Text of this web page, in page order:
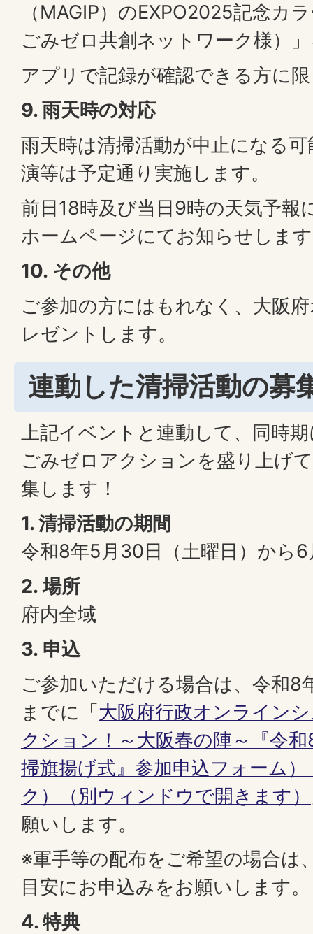
（MAGIP）のEXPO2025記念カ
ごみゼロ共創ネットワーク様）
アプリで記録が確認できる方に
9. 雨天時の対応
雨天時は清掃活動が中止になる
演等は予定通り実施します。
前日18時及び当日9時の天気予報
ホームページにてお知らせしま
10. その他
ご参加の方にはもれなく、大阪
レゼントします。
連動した清掃活動の募
上記イベントと連動して、同時
ごみゼロアクションを盛り上げ
集します！
1. 清掃活動の期間
令和8年5月30日（土曜日）から
2. 場所
府内全域
3. 申込
ご参加いただける場合は、令和8
までに「大阪府行政オンライン
クション！～大阪春の陣～『令
掃旗揚げ式』参加申込フォーム
ク）（別ウィンドウで開きます）
願いします。
※軍手等の配布をご希望の場合は
目安にお申込みをお願いします。
4. 特典